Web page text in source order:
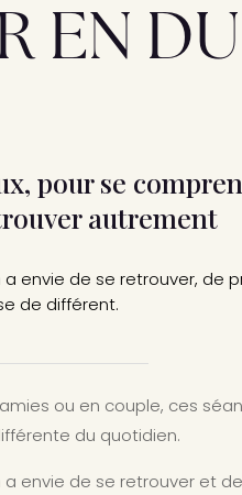
EN
pour se
autrement
a envie de se retrouver, de
de différent.
ou en couple, ces
du quotidien.
a envie de se retrouver et